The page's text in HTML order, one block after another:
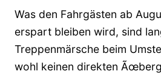
Was den Fahrgästen ab
erspart bleiben wird, sind
Treppenmärsche beim
wohl keinen direkten